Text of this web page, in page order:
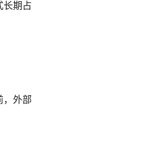
长期占
，外部